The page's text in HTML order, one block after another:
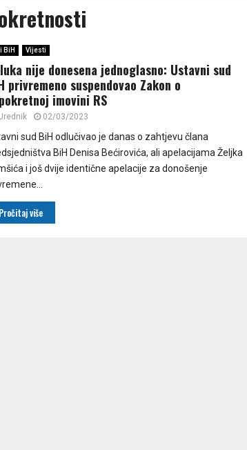
BiH Vijesti
nije donesena jednoglasno: Ustavni sud
privremeno suspendovao Zakon o
imovini RS
02/03/2023
sud BiH odlučivao je danas o zahtjevu člana
BiH Denisa Bećirovića, ali apelacijama Željka
i još dvije identične apelacije za donošenje
Pročitaj više